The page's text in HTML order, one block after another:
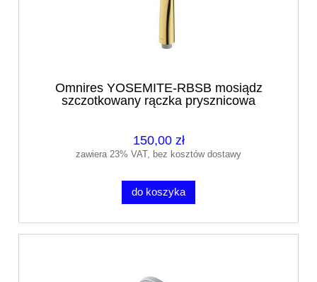
Omnires YOSEMITE-RBSB mosiądz
szczotkowany rączka prysznicowa
150,00 zł
zawiera 23% VAT, bez kosztów dostawy
do koszyka